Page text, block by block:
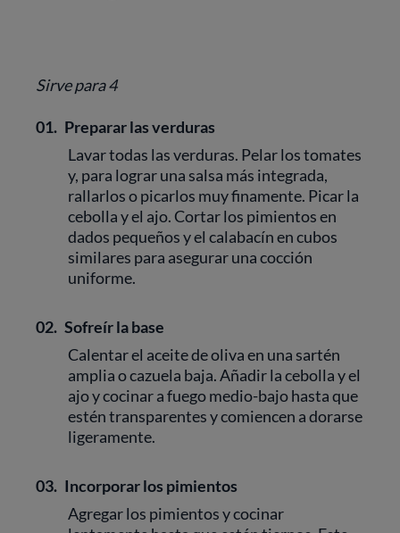
Sirve para 4
01. Preparar las verduras
Lavar todas las verduras. Pelar los tomates
y, para lograr una salsa más integrada,
rallarlos o picarlos muy finamente. Picar la
cebolla y el ajo. Cortar los pimientos en
dados pequeños y el calabacín en cubos
similares para asegurar una cocción
uniforme.
02. Sofreír la base
Calentar el aceite de oliva en una sartén
amplia o cazuela baja. Añadir la cebolla y el
ajo y cocinar a fuego medio-bajo hasta que
estén transparentes y comiencen a dorarse
ligeramente.
03. Incorporar los pimientos
Agregar los pimientos y cocinar